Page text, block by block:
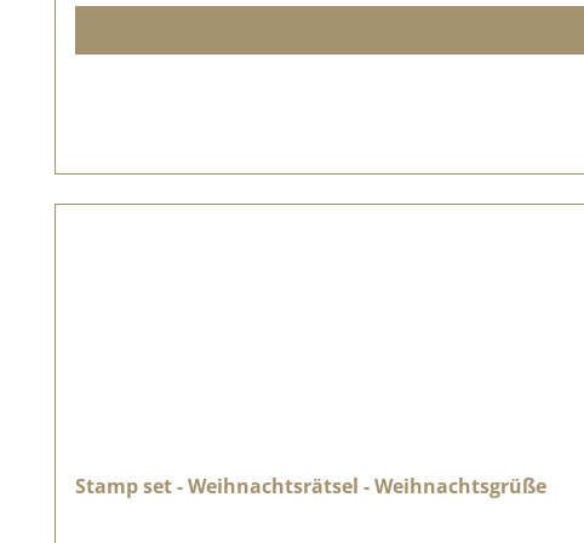
oder Fingerabdrücke irgendwann nachlassen, könnt ihr diese einfach
Stamp set - Weihnachtsrätsel - Weihnachtsgrüße